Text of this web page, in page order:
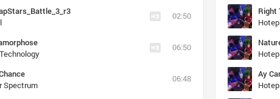
02:50
06:50
Spectrum
06:48
Right
Hotep
Hotep
Ay
Hotep